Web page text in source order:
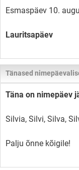
Esmaspäev 10.
Lauritsapäev
Tänased
Täna on nimepäev
Silvia, Silvi, Silva,
Palju õnne kõigile!